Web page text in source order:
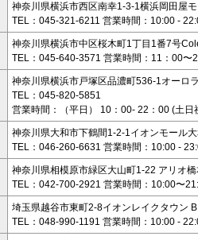
神奈川県横浜市西区南幸1-3-1横浜岡田屋
TEL：045-321-6211 営業時間：10:00 -
神奈川県横浜市中区桜木町1丁目1番7号
TEL：045-640-3571 営業時間：11：00〜
神奈川県横浜市戸塚区品濃町536-1オーロ
TEL：045-820-5851
営業時間：（平日） 10：00- 22：00 (土
神奈川県大和市下鶴間1-2-1イオンモール
TEL：046-260-6631 営業時間：10:00 -
神奈川県相模原市緑区大山町1-22 アリオ
TEL：042-700-2921 営業時間：10:00〜
埼玉県越谷市東町2-8イオンレイクタウン
TEL：048-990-1191 営業時間：10:00 -